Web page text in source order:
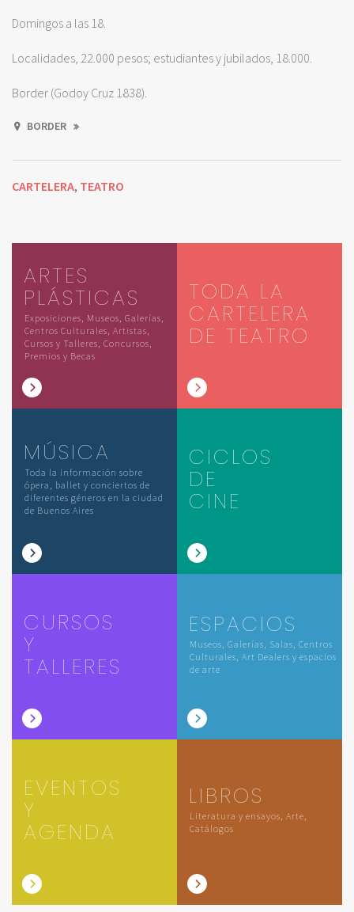
Domingos a las 18.
Localidades, 22.000 pesos; estudiantes y jubilados, 18.000.
Border (Godoy Cruz 1838).
BORDER
CARTELERA, TEATRO
ARTES
PLÁSTICAS
Exposiciones, Museos, Galerías,
Centros Culturales, Artistas,
Cursos y Talleres, Concursos,
Premios y Becas
TODA LA
CARTELERA
DE TEATRO
MÚSICA
Toda la información sobre
ópera, ballet y conciertos de
diferentes géneros en la ciudad
de Buenos Aires
CICLOS
DE
CINE
CURSOS
Y
TALLERES
ESPACIOS
Museos, Galerías, Salas, Centros
Culturales, Art Dealers y espacios
de arte
EVENTOS
Y
AGENDA
LIBROS
Literatura y ensayos, Arte,
Catálogos